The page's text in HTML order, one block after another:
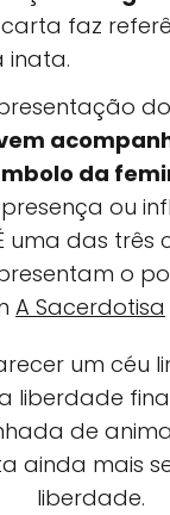
faz
inata.
da
ou
uma das três
o
A Sacerdotisa
um céu
liberdade
de
ainda mais
liberdade.